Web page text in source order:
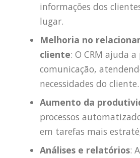
informações dos
lugar.
Melhoria no
cliente: O CRM ajuda
comunicação,
necessidades do cliente.
Aumento da
processos
em tarefas mais
Análises e relatórios: